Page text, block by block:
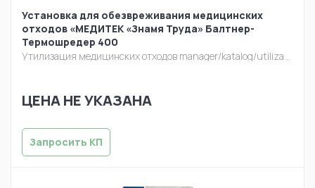
Установка для обезвреживания медицинских
отходов «МЕДИТЕК «Знамя Труда» Балтнер-
Термошредер 400
Утилизация медицинских отходов manager/katalog/utilizacia/baltner-termo.jpg
ЦЕНА НЕ УКАЗАНА
Запросить КП